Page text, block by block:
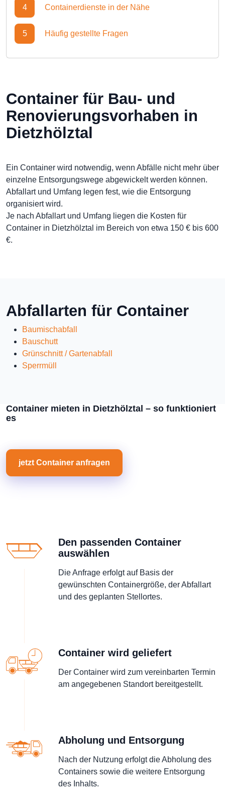
4 Containerdienste in der Nähe
5 Häufig gestellte Fragen
Container für Bau- und
Renovierungsvorhaben in
Dietzhölztal
Ein Container wird notwendig, wenn Abfälle nicht mehr über
einzelne Entsorgungswege abgewickelt werden können.
Abfallart und Umfang legen fest, wie die Entsorgung
organisiert wird.
Je nach Abfallart und Umfang liegen die Kosten für
Container in Dietzhölztal im Bereich von etwa 150 € bis 600
€.
Abfallarten für Container
Baumischabfall
Bauschutt
Grünschnitt / Gartenabfall
Sperrmüll
Container mieten in Dietzhölztal – so funktioniert
es
jetzt Container anfragen
Den passenden Container
auswählen
Die Anfrage erfolgt auf Basis der
gewünschten Containergröße, der Abfallart
und des geplanten Stellortes.
Container wird geliefert
Der Container wird zum vereinbarten Termin
am angegebenen Standort bereitgestellt.
Abholung und Entsorgung
Nach der Nutzung erfolgt die Abholung des
Containers sowie die weitere Entsorgung
des Inhalts.